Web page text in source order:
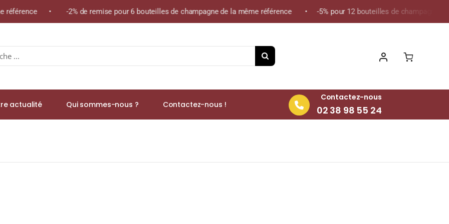
• -2% de remise pour 6 bouteilles de champagne de la même référence • -5% pour 12 bouteilles de champagne de la
actualité Qui sommes-nous ? Contactez-nous !
Contactez-nous
02 38 98 55 24